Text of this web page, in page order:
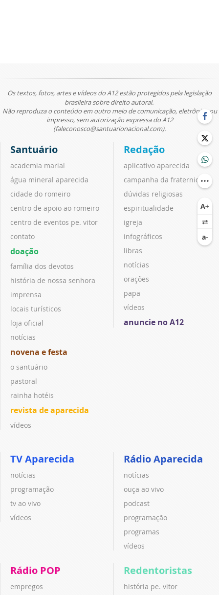
Os textos, fotos, artes e vídeos do A12 estão protegidos pela legislação
brasileira sobre direito autoral.
Não reproduza o conteúdo em outro meio de comunicação, eletrônico ou
impresso, sem autorização expressa do A12
(faleconosco@santuarionacional.com).
Santuário
academia marial
água mineral aparecida
cidade do romeiro
centro de apoio ao romeiro
centro de eventos pe. vitor
contato
doação
família dos devotos
história de nossa senhora
imprensa
locais turísticos
loja oficial
notícias
novena e festa
o santuário
pastoral
rainha hotéis
revista de aparecida
vídeos
Redação
aplicativo aparecida
campanha da fraternidade
dúvidas religiosas
espiritualidade
igreja
infográficos
libras
notícias
orações
papa
vídeos
anuncie no A12
TV Aparecida
notícias
programação
tv ao vivo
vídeos
Rádio Aparecida
notícias
ouça ao vivo
podcast
programação
programas
vídeos
Rádio POP
empregos
Redentoristas
história pe. vitor